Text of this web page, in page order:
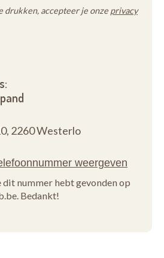
drukken, accepteer je onze privacy
2260 Westerlo
dit nummer hebt gevonden op
Bedankt!